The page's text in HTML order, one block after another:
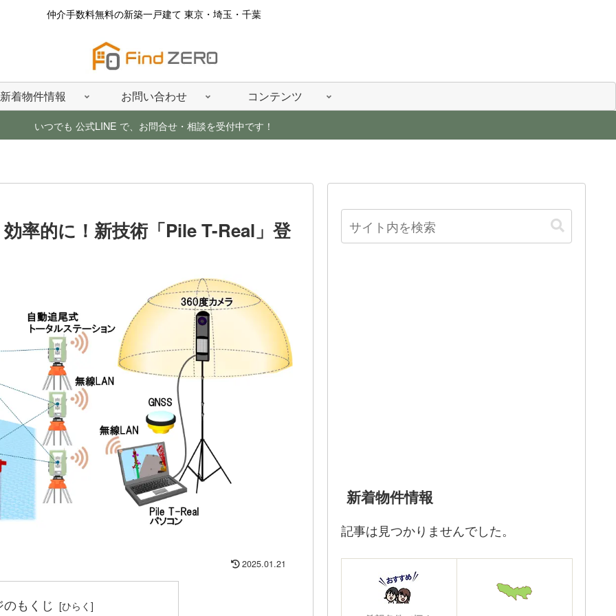
仲介手数料無料の新築一戸建て 東京・埼玉・千葉
新着物件情報 お問い合わせ コンテンツ
いつでも 公式LINE で、お問合せ・相談を受付中です！
率的に！新技術「Pile T-Real」登
2025.01.21
もくじ
新着物件情報
記事は見つかりませんでした。